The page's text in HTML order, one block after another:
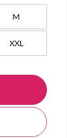
M
XXL